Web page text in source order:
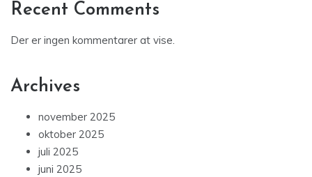
Recent Comments
Der er ingen kommentarer at vise.
Archives
november 2025
oktober 2025
juli 2025
juni 2025